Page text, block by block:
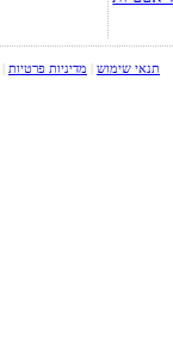
תנאי שימוש מדיניות פרטיות